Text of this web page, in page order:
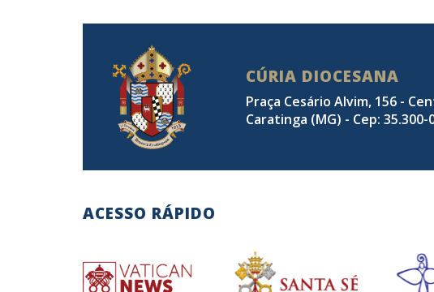
CÚRIA DIOCESANA
Praça Cesário Alvim, 156 -
Caratinga (MG) - Cep: 35.300-
ACESSO RÁPIDO